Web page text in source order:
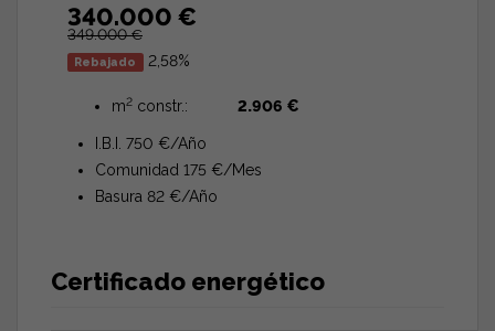
340.000 €
349.000 €
Rebajado 2,58%
m2 constr.: 2.906 €
I.B.I. 750 €/Año
Comunidad 175 €/Mes
Basura 82 €/Año
Certificado energético